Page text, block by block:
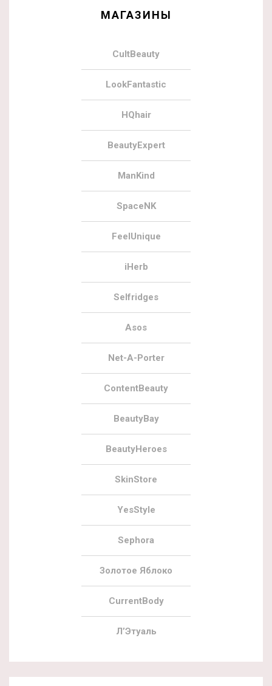
МАГАЗИНЫ
CultBeauty
LookFantastic
HQhair
BeautyExpert
ManKind
SpaceNK
FeelUnique
iHerb
Selfridges
Asos
Net-A-Porter
ContentBeauty
BeautyBay
BeautyHeroes
SkinStore
YesStyle
Sephora
Золотое Яблоко
CurrentBody
Л’Этуаль